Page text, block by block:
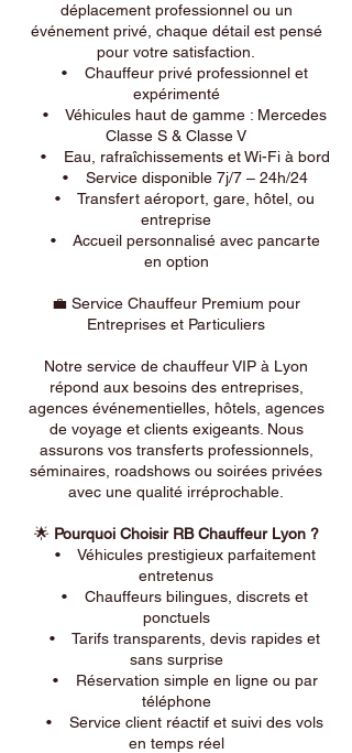
déplacement professionnel ou un
événement privé, chaque détail est pensé
pour votre satisfaction.
• Chauffeur privé professionnel et
expérimenté
• Véhicules haut de gamme : Mercedes
Classe S & Classe V
• Eau, rafraîchissements et Wi-Fi à bord
• Service disponible 7j/7 – 24h/24
• Transfert aéroport, gare, hôtel, ou
entreprise
• Accueil personnalisé avec pancarte
en option
💼 Service Chauffeur Premium pour
Entreprises et Particuliers
Notre service de chauffeur VIP à Lyon
répond aux besoins des entreprises,
agences événementielles, hôtels, agences
de voyage et clients exigeants. Nous
assurons vos transferts professionnels,
séminaires, roadshows ou soirées privées
avec une qualité irréprochable.
🌟 Pourquoi Choisir RB Chauffeur Lyon ?
• Véhicules prestigieux parfaitement
entretenus
• Chauffeurs bilingues, discrets et
ponctuels
• Tarifs transparents, devis rapides et
sans surprise
• Réservation simple en ligne ou par
téléphone
• Service client réactif et suivi des vols
en temps réel